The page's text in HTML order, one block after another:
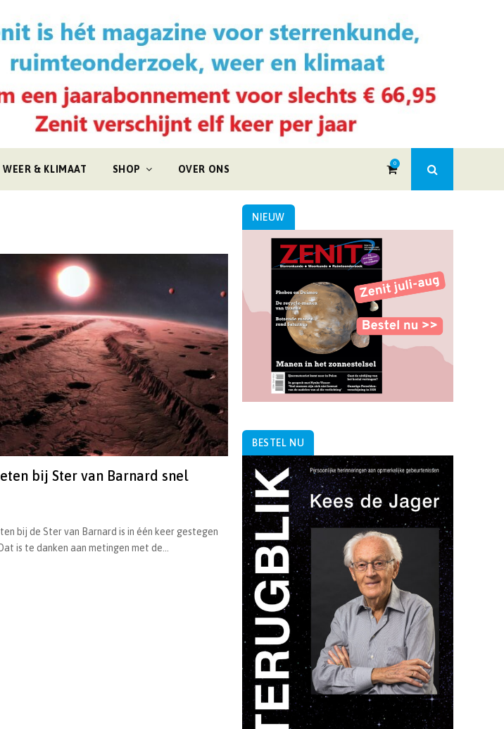
WEER & KLIMAAT SHOP OVER ONS
0
bij Ster van Barnard snel
bij de Ster van Barnard is in één keer gestegen
is te danken aan metingen met de...
NIEUW
BESTEL NU